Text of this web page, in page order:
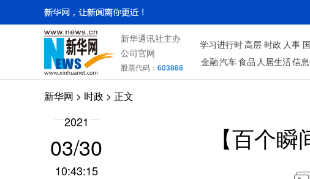
新华通讯社主办
公司官网
股票代码： 603888
学习进行时高层 时政 人事
金融汽车食品 人居生活信
新华网 > 时政 > 正文
2021
03/30
10:43:15
【百个